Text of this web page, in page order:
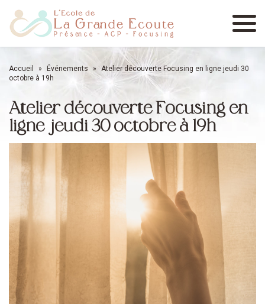
Menu
Accueil » Événements » Atelier découverte Focusing en ligne jeudi 30
octobre à 19h
Atelier découverte Focusing en
ligne jeudi 30 octobre à 19h